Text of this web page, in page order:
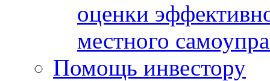
оценки
местного
Помощь инвестору